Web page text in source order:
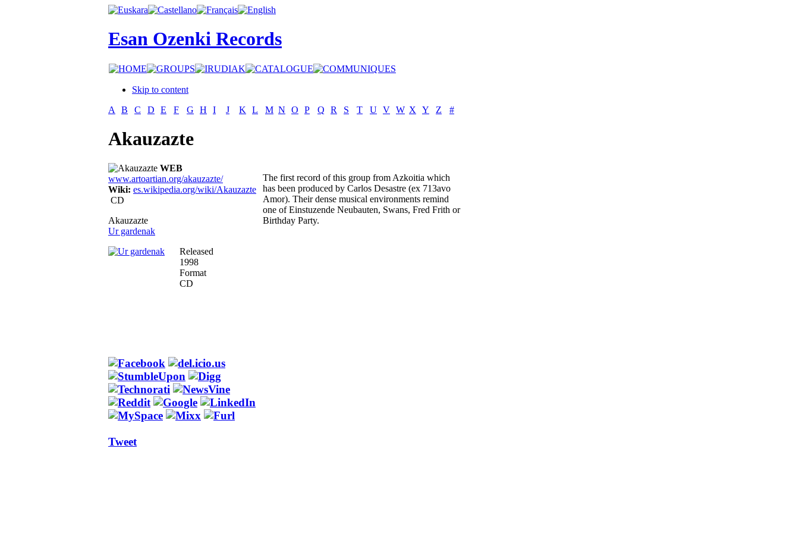
Esan Ozenki Records
Skip to content
A
B C D E F G H I J K L M N O P Q R S T U V W X Y Z #
Akauzazte
WEB
www.artoartian.org/akauzazte/
Wiki: es.wikipedia.org/wiki/Akauzazte
CD
Akauzazte
Ur gardenak
Released
1998
Format
CD
Tweet
The first record of this group from Azkoitia which
has been produced by Carlos Desastre (ex 713avo
Amor). Their dense musical environments remind
one of Einstuzende Neubauten, Swans, Fred Frith or
Birthday Party.